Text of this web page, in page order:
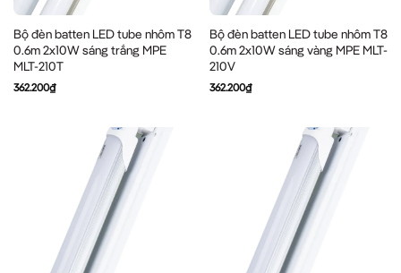
Bộ đèn batten LED tube nhôm T8
0.6m 2x10W sáng trắng MPE
MLT-210T
362.200₫
Bộ đèn batten LED tube nhôm T8
0.6m 2x10W sáng vàng MPE MLT-
210V
362.200₫